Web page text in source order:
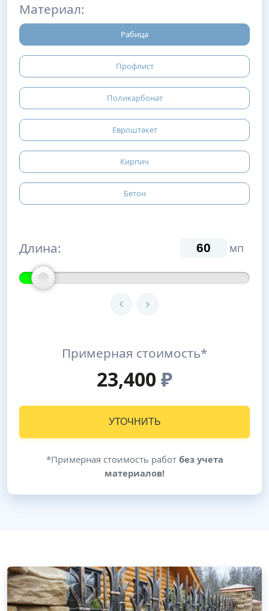
Материал:
Рабица
Профлист
Поликарбонат
Евроштакет
Кирпич
Бетон
Длина: мп
Примерная стоимость*
23,400₽
УТОЧНИТЬ
*Примерная стоимость работ без учета
материалов!